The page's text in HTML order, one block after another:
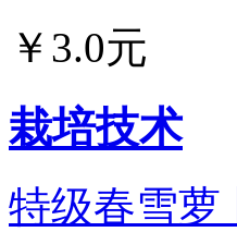
￥3.0元
栽培技术
特级春雪萝